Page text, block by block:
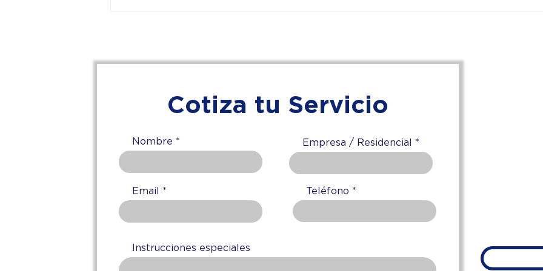
Cotiza tu Servicio
Nombre
Email
Empresa / Residencial
Teléfono
Instrucciones especiales